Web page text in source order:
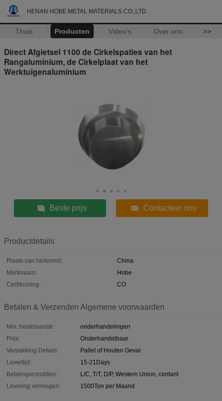
HENAN HOBE METAL MATERIALS CO.,LTD.
Thuis Producten Video's Over ons >>
Direct Afgietsel 1100 de Cirkelspaties van het
Rangaluminium, de Cirkelplaat van het
Werktuigenaluminium
Beste prijs Contacteer ons
Productdetails
Plaats van herkomst:
China
Merknaam:
Hobe
Certificering:
CO
Betalen & Verzenden Algemene voorwaarden
Min. bestelaantal:
onderhandelingen
Prijs:
Onderhandelbaar
Verpakking Details:
Pallet of Houten Geval
Levertijd:
15-21Days
Betalingscondities:
L/C, T/T, D/P, Western Union, contant
Levering vermogen:
1500Ton per Maand